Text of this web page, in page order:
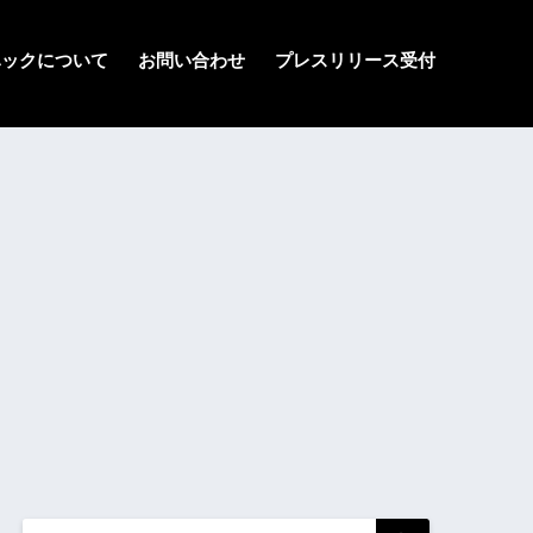
クについて お問い合わせ プレスリリース受付